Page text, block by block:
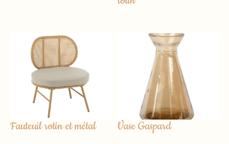
Fauteuil rotin et métal Vase Gaspard